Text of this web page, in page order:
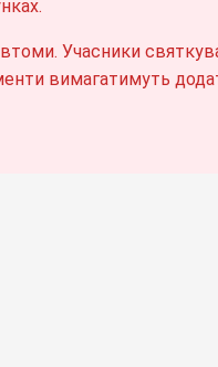
Учасники
вимагатимуть